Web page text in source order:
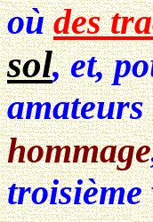
oùdes
sol, et,
amateurs
hommage